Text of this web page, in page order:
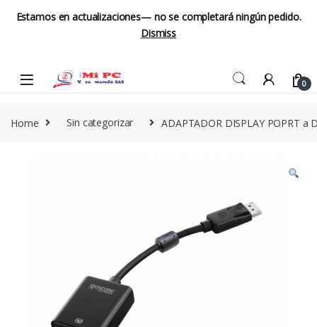
Skip to navigation
Skip to content
0
Home Sin categorizar ADAPTADOR DISPLAY POPRT a
Estamos en actualizaciones— no se completará ningún pedido.
Dismiss